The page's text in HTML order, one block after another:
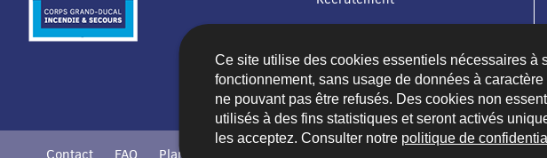
Ce site utilise des cookies essentiels nécessaires à
fonctionnement, sans usage de données à
ne pouvant pas être refusés. Des cookies non
utilisés à des fins statistiques et seront activés
les acceptez. Consulter notre politique de
NAVIGATION